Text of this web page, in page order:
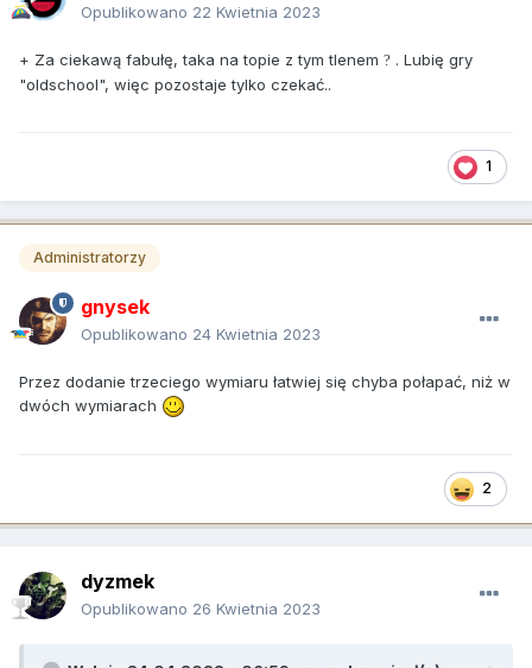
Opublikowano 22 Kwietnia 2023
+ Za ciekawą fabułę, taka na topie z tym tlenem ? . Lubię gry
"oldschool", więc pozostaje tylko czekać..
1
Administratorzy
gnysek
Opublikowano 24 Kwietnia 2023
Przez dodanie trzeciego wymiaru łatwiej się chyba połapać, niż w
dwóch wymiarach
2
dyzmek
Opublikowano 26 Kwietnia 2023